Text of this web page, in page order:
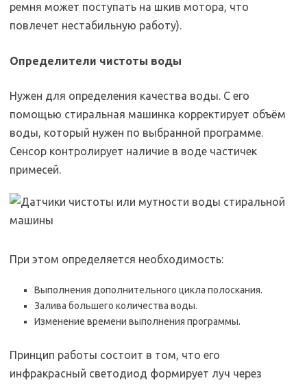
ремня может поступать на шкив мотора, что
повлечет нестабильную работу).
Определители чистоты воды
Нужен для определения качества воды. С его
помощью стиральная машинка корректирует объём
воды, который нужен по выбранной программе.
Сенсор контролирует наличие в воде частичек
примесей.
При этом определяется необходимость:
Выполнения дополнительного цикла полоскания.
Залива большего количества воды.
Изменение времени выполнения программы.
Принцип работы состоит в том, что его
инфракрасный светодиод формирует луч через